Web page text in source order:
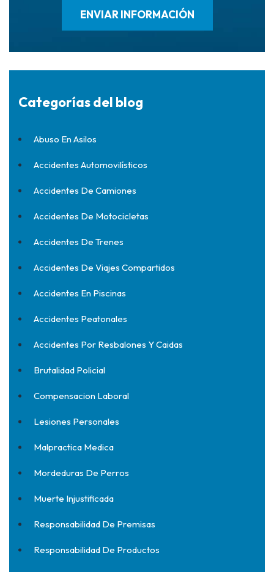
Categorías del blog
Abuso En Asilos
Accidentes Automovilísticos
Accidentes De Camiones
Accidentes De Motocicletas
Accidentes De Trenes
Accidentes De Viajes Compartidos
Accidentes En Piscinas
Accidentes Peatonales
Accidentes Por Resbalones Y Caidas
Brutalidad Policial
Compensacion Laboral
Lesiones Personales
Malpractica Medica
Mordeduras De Perros
Muerte Injustificada
Responsabilidad De Premisas
Responsabilidad De Productos